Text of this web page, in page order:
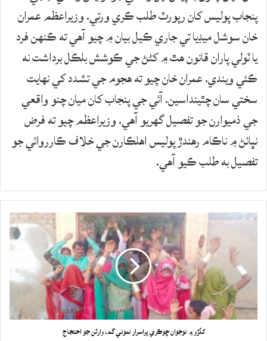
پنجاب پوليس کان رپورٽ طلب ڪري ورتي. وزيراعظم عمران
خان سوشل ميڊيا تي جاري ڪيل بيان ۾ چيو آهي ته ڪنهن فرد
يا ٽولي پاران قانون هٿ ۾ کڻڻ جي ڪوشش بلڪل برداشت نه
ڪئي ويندي. عمران خان چيو ته هجوم جي تشدد کي نهايت
سختي سان چٿينداسين. آئي جي پنجاب کان ميان چنو واقعي
جي ذميوارن جو تفصيل گهريو آهي. وزيراعظم چيو ته فرض
نڀائڻ ۾ ناڪام رهندڙ پوليس اهلڪارن جي خلاف ڪارروائي جو
تفصيل به طلب ڪيو آهي.
کڏڙو ۾ نوجوان ڇوڪري پراسرار نموني گم، وارثن جو احتجاج